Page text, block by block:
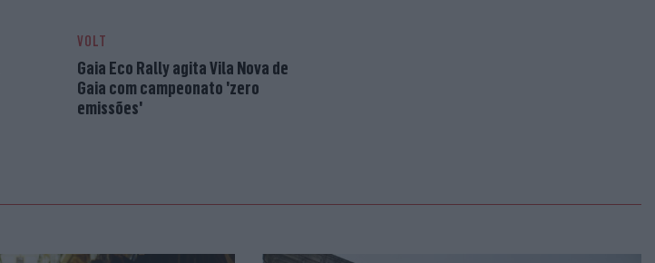
VOLT
Gaia Eco Rally agita Vila Nova de
Gaia com campeonato 'zero
emissões'